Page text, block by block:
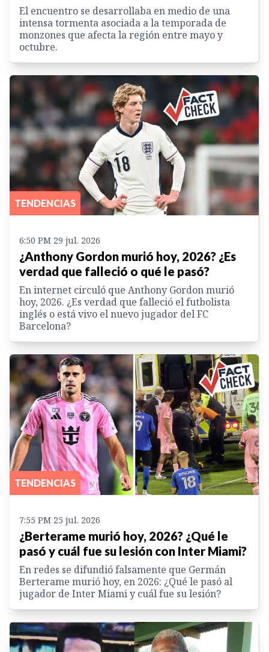
El encuentro se desarrollaba en medio de una
intensa tormenta asociada a la temporada de
monzones que afecta la región entre mayo y
octubre.
TENDENCIAS
6:50 PM 29 jul. 2026
¿Anthony Gordon murió hoy, 2026? ¿Es
verdad que falleció o qué le pasó?
En internet circuló que Anthony Gordon murió
hoy, 2026. ¿Es verdad que falleció el futbolista
inglés o está vivo el nuevo jugador del FC
Barcelona?
TENDENCIAS
7:55 PM 25 jul. 2026
¿Berterame murió hoy, 2026? ¿Qué le
pasó y cuál fue su lesión con Inter Miami?
En redes se difundió falsamente que Germán
Berterame murió hoy, en 2026: ¿Qué le pasó al
jugador de Inter Miami y cuál fue su lesión?